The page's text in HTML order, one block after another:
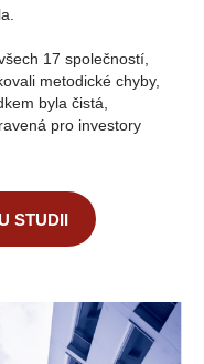
17 společností,
metodické chyby,
byla čistá,
pro investory
STUDII